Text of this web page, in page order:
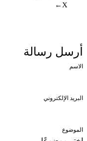
X
→
أرسل رسالة
الاسم
البريد الإلكتروني
الموضوع